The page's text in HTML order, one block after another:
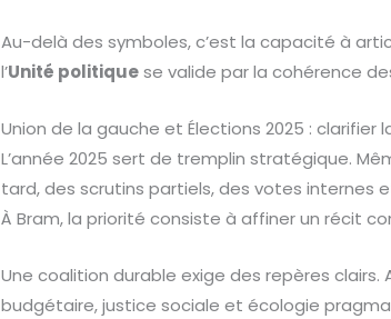
Au-delà des symboles, c’est la capacité à
l’Unité politiquese valide par la cohérence
Union de la gauche et Élections 2025 :
L’année 2025 sert de tremplin stratégique.
tard, des scrutins partiels, des votes internes
À Bram, la priorité consiste à affiner un récit
Une coalition durable exige des repères
budgétaire, justice sociale et écologie